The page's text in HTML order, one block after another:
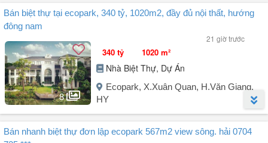
Người đăng: Lương Sơn Hải(47 tin đăng)
Chính chủ cần bán nhanh biệt thự song lập Mimosa diện tích 190m²
sổ + khoảng 80m² lưu không, nhà hoàn thiện đẹp full đồ, 4 phòng
ngủ, 4 vệ sinh.
Liên hệ Hải: để xem nhà. Cám ơn quý vị đã xem tin.
Bán biệt thự tại ecopark, 340 tỷ, 1020m2, đầy đủ nội thất, hướng
đông nam
21 giờ trước
8
340 tỷ 1020 m²
Nhà Biệt Thự, Dự Án
Ecopark, X.Xuân Quan, H.Văn Giang,
HY
Người đăng: Lương Sơn Hải
(47 tin đăng)
Bán nhanh biệt thự đơn lập ecopark 567m2 view sông. hải 0704